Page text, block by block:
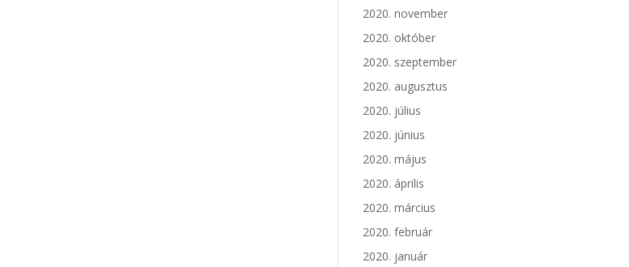
2020. november
2020. október
2020. szeptember
2020. augusztus
2020. július
2020. június
2020. május
2020. április
2020. március
2020. február
2020. január